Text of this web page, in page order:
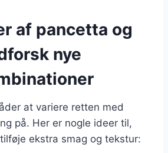
af pancetta og
nye
at variere retten med
på. Her er nogle ideer til,
ekstra smag og tekstur: